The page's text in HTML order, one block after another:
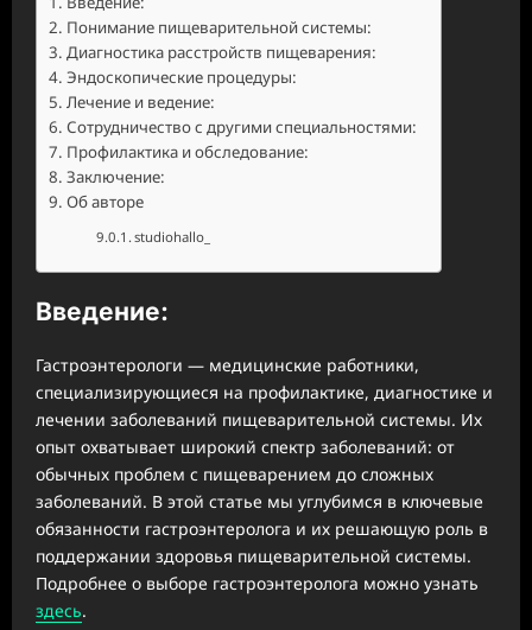
Понимание пищеварительной системы:
Диагностика расстройств пищеварения:
Эндоскопические процедуры:
Лечение и ведение:
Сотрудничество с другими специальностями:
Профилактика и обследование:
Заключение:
Об авторе
studiohallo_
Введение:
Гастроэнтерологи — медицинские работники,
специализирующиеся на профилактике, диагностике и
лечении заболеваний пищеварительной системы. Их
опыт охватывает широкий спектр заболеваний: от
обычных проблем с пищеварением до сложных
заболеваний. В этой статье мы углубимся в ключевые
обязанности гастроэнтеролога и их решающую роль в
поддержании здоровья пищеварительной системы.
Подробнее о выборе гастроэнтеролога можно узнать
здесь.